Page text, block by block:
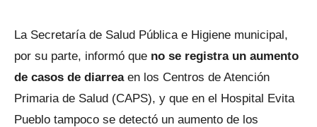
La Secretaría de Salud Pública e Higiene municipal,
por su parte, informó que no se registra un aumento
de casos de diarreaen los Centros de Atención
Primaria de Salud (CAPS), y que en el Hospital Evita
Pueblo tampoco se detectó un aumento de los